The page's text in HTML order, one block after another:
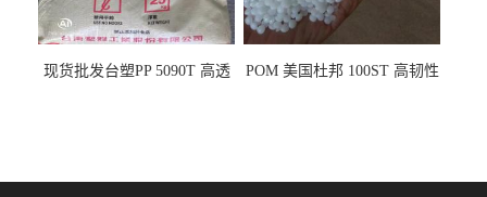
现货批发台塑PP 5090T 高透
POM 美国杜邦 100ST 高韧性